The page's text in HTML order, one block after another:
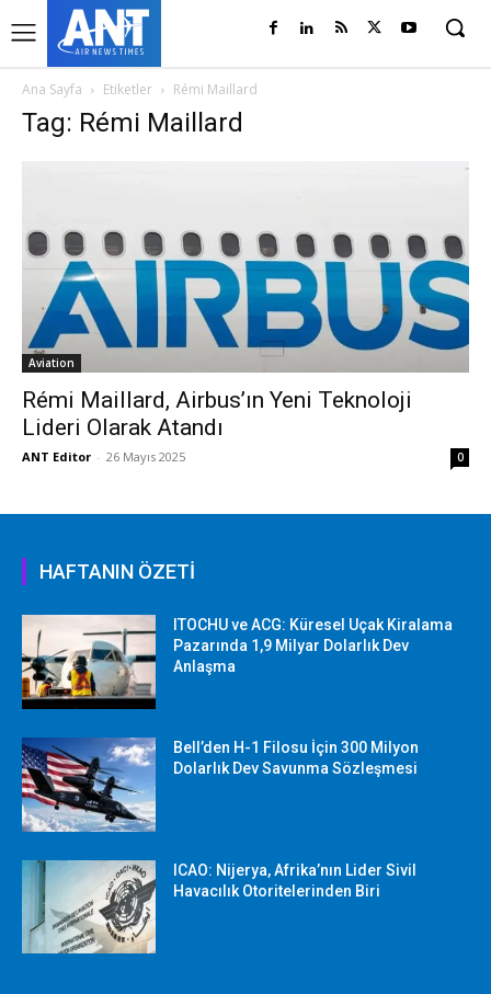
Ana Sayfa Etiketler Rémi Maillard
Tag: Rémi Maillard
Aviation
Rémi Maillard, Airbus’ın Yeni Teknoloji
Lideri Olarak Atandı
ANT Editor - 26 Mayıs 2025 0
HAFTANIN ÖZETİ
ITOCHU ve ACG: Küresel Uçak Kiralama
Pazarında 1,9 Milyar Dolarlık Dev
Anlaşma
Bell’den H-1 Filosu İçin 300 Milyon
Dolarlık Dev Savunma Sözleşmesi
ICAO: Nijerya, Afrika’nın Lider Sivil
Havacılık Otoritelerinden Biri